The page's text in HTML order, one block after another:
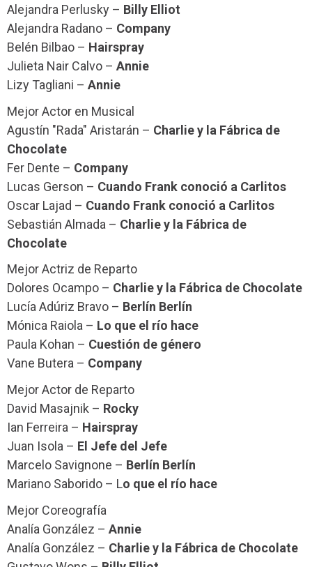
Alejandra Perlusky – Billy Elliot
Alejandra Radano – Company
Belén Bilbao – Hairspray
Julieta Nair Calvo – Annie
Lizy Tagliani – Annie
Mejor Actor en Musical
Agustín "Rada" Aristarán – Charlie y la Fábrica de
Chocolate
Fer Dente – Company
Lucas Gerson – Cuando Frank conoció a Carlitos
Oscar Lajad – Cuando Frank conoció a Carlitos
Sebastián Almada – Charlie y la Fábrica de
Chocolate
Mejor Actriz de Reparto
Dolores Ocampo – Charlie y la Fábrica de Chocolate
Lucía Adúriz Bravo – Berlín Berlín
Mónica Raiola – Lo que el río hace
Paula Kohan – Cuestión de género
Vane Butera – Company
Mejor Actor de Reparto
David Masajnik – Rocky
Ian Ferreira – Hairspray
Juan Isola – El Jefe del Jefe
Marcelo Savignone – Berlín Berlín
Mariano Saborido – Lo que el río hace
Mejor Coreografía
Analía González – Annie
Analía González – Charlie y la Fábrica de Chocolate